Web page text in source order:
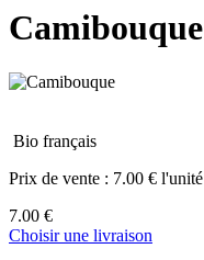
Camibouque
Bio français
Prix de vente : 7.00 € l'unité
7.00 €
Choisir une livraison